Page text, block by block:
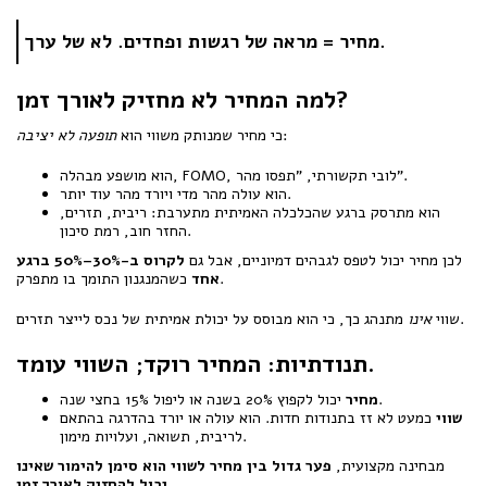
מחיר = מראה של רגשות ופחדים. לא של ערך.
למה המחיר לא מחזיק לאורך זמן?
כי מחיר שמנותק משווי הואתופעה לא יציבה
:
הוא מושפע מבהלה, FOMO, לובי תקשורתי, "תפסו מהר".
הוא עולה מהר מדי ויורד מהר עוד יותר.
הוא מתרסק ברגע שהכלכלה האמיתית מתערבת: ריבית, תזרים,
החזר חוב, רמת סיכון.
לכן מחיר יכול לטפס לגבהים דמיוניים, אבל גם
לקרוס ב-30%–50% ברגע
אחדכשהמנגנון התומך בו מתפרק.
שוויאינו מתנהג כך, כי הוא מבוסס על יכולת אמיתית של נכס לייצר תזרים.
תנודתיות: המחיר רוקד; השווי עומד.
מחיריכול לקפוץ 20% בשנה או ליפול 15% בחצי שנה.
שווי כמעט לא זז בתנודות חדות. הוא עולה או יורד בהדרגה בהתאם
לריבית, תשואה, ועלויות מימון.
מבחינה מקצועית, פער גדול בין מחיר לשווי הוא סימן להימור שאינו